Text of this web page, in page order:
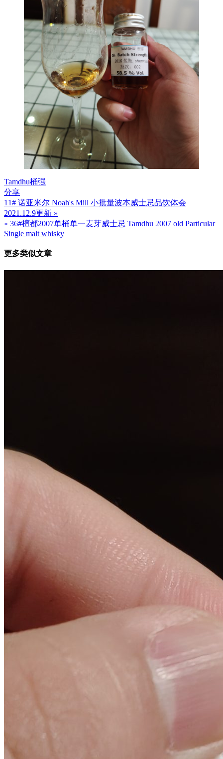
Tamdhu桶强
分享
文
章
导
航
11# 诺亚米尔 Noah's Mill 小批量波本威士忌品饮体会
2021.12.9更新 »
« 36#檀都2007单桶单一麦芽威士忌 Tamdhu 2007 old Particular
Single malt whisky
更多类似文章